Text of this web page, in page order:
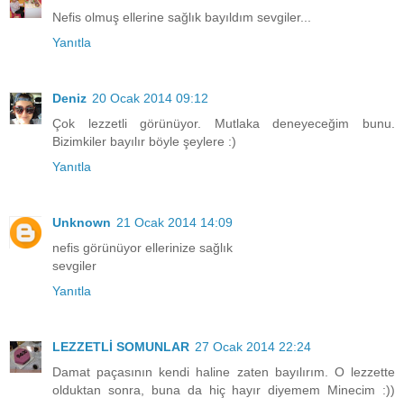
Nefis olmuş ellerine sağlık bayıldım sevgiler...
Yanıtla
Deniz 20 Ocak 2014 09:12
Çok lezzetli görünüyor. Mutlaka deneyeceğim bunu.
Bizimkiler bayılır böyle şeylere :)
Yanıtla
Unknown 21 Ocak 2014 14:09
nefis görünüyor ellerinize sağlık
sevgiler
Yanıtla
LEZZETLİ SOMUNLAR 27 Ocak 2014 22:24
Damat paçasının kendi haline zaten bayılırım. O lezzette
olduktan sonra, buna da hiç hayır diyemem Minecim :))